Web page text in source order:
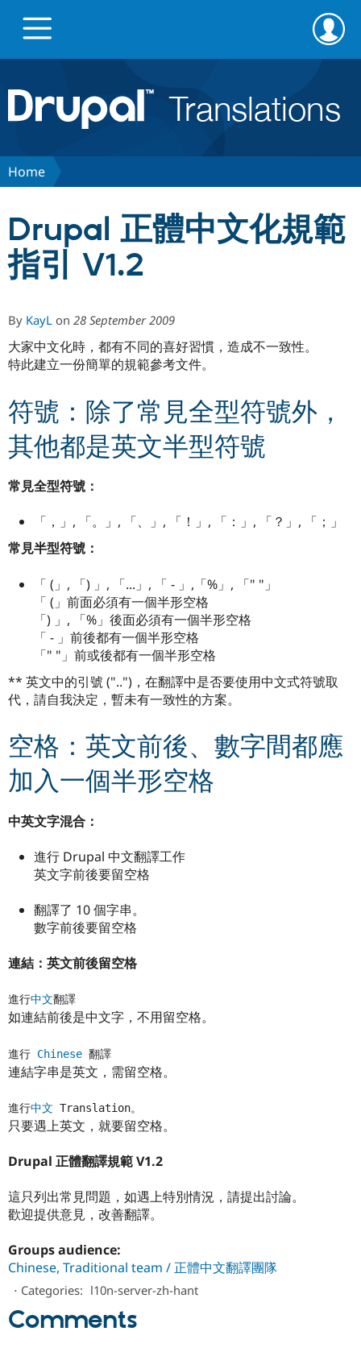
content
Go to Drupal.org
Projects
Downloads
Feedback
Home
Drupal 正體中文化規範
指引 V1.2
By KayL on 28 September 2009
大家中文化時，都有不同的喜好習慣，造成不一致性。
特此建立一份簡單的規範參考文件。
符號：除了常見全型符號外，
其他都是英文半型符號
常見全型符號：
「，」, 「。」, 「、」, 「！」, 「：」, 「？」, 「；」
常見半型符號：
「 (」, 「) 」, 「...」, 「 - 」,「%」, 「" "」
「 (」前面必須有一個半形空格
「) 」, 「%」後面必須有一個半形空格
「 - 」前後都有一個半形空格
「" "」前或後都有一個半形空格
** 英文中的引號 ("..")，在翻譯中是否要使用中文式符號取
代，請自我決定，暫未有一致性的方案。
空格：英文前後、數字間都應
加入一個半形空格
中英文字混合：
進行 Drupal 中文翻譯工作
英文字前後要留空格
翻譯了 10 個字串。
數字前後要留空格
連結：英文前後留空格
進行中文翻譯
如連結前後是中文字，不用留空格。
進行 Chinese 翻譯
連結字串是英文，需留空格。
進行中文 Translation。
只要遇上英文，就要留空格。
Drupal 正體翻譯規範 V1.2
這只列出常見問題，如遇上特別情況，請提出討論。
歡迎提供意見，改善翻譯。
Groups audience:
Chinese, Traditional team / 正體中文翻譯團隊
⋅ Categories: l10n-server-zh-hant
Comments